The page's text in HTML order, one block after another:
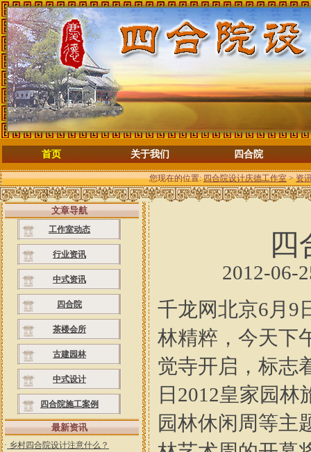
首页 关于我们 四合院
您现在的位置:四合院设计庆德工作室>资
文章导航
工作室动态
行业资讯
中式资讯
四合院
茶楼会所
古建园林
中式设计
四合院施工案例
最新资讯
· 乡村四合院设计注意什么？
四
2012-06-
千龙网北京6月9
林精粹，今天下
觉寺开启，标志
日2012皇家园
园林休闲周等主